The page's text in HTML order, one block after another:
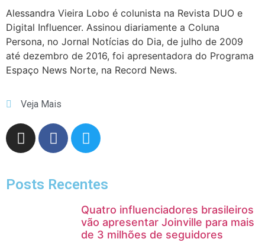
Alessandra Vieira Lobo é colunista na Revista DUO e
Digital Influencer. Assinou diariamente a Coluna
Persona, no Jornal Notícias do Dia, de julho de 2009
até dezembro de 2016, foi apresentadora do Programa
Espaço News Norte, na Record News.
Veja Mais
Posts Recentes
Quatro influenciadores brasileiros
vão apresentar Joinville para mais
de 3 milhões de seguidores